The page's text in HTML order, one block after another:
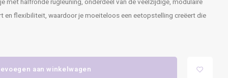
halfronde rugleuning, onderdeel van de veelzijdige, modulaire
flexibiliteit, waardoor je moeiteloos een eetopstelling creëert die
aan winkelwagen